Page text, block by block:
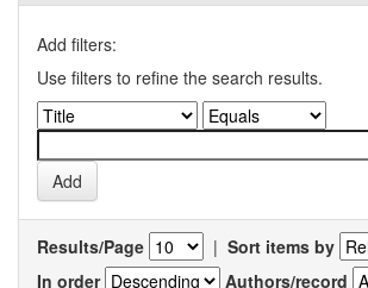
Add filters:
Use filters to refine the search results.
Results/Page | Sort items by
In order
Authors/record